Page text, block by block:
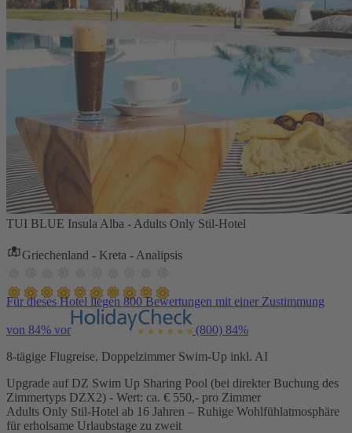
TUI BLUE Insula Alba - Adults Only Stil-Hotel
Griechenland - Kreta - Analipsis
Für dieses Hotel liegen 800 Bewertungen mit einer Zustimmung
von 84% vor (800) 84%
8-tägige Flugreise, Doppelzimmer Swim-Up inkl. AI
Upgrade auf DZ Swim Up Sharing Pool (bei direkter Buchung des
Zimmertyps DZX2) - Wert: ca. € 550,- pro Zimmer
Adults Only Stil-Hotel ab 16 Jahren – Ruhige Wohlfühlatmosphäre
für erholsame Urlaubstage zu zweit